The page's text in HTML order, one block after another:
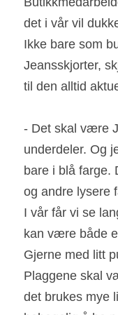
det i vår vil
Ikke bare som
Jeansskjorter,
til den alltid
- Det skal være
underdeler. Og
bare i blå farge.
og andre lysere
I vår får vi se
kan være både
Gjerne med litt
Plaggene skal
det brukes mye